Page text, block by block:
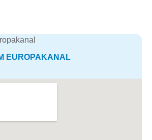
EUROPAKANAL